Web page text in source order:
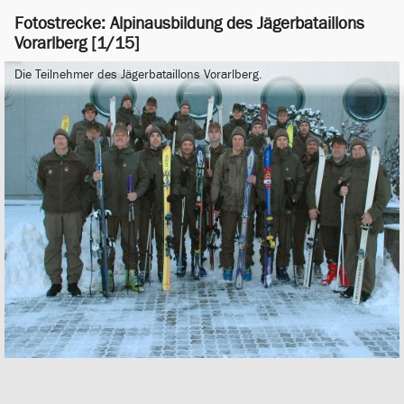
Fotostrecke: Alpinausbildung des Jägerbataillons
Vorarlberg [1/15]
Die Teilnehmer des Jägerbataillons Vorarlberg.